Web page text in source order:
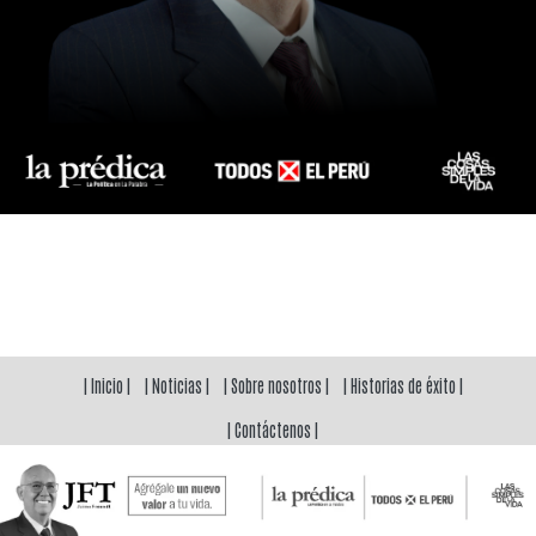
| Inicio | | Noticias | | Sobre nosotros | | Historias de éxito |
| Contáctenos |